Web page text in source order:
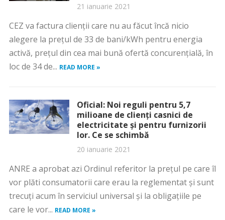
21 ianuarie 2021
CEZ va factura clienții care nu au făcut încă nicio
alegere la prețul de 33 de bani/kWh pentru energia
activă, prețul din cea mai bună ofertă concurențială, în
loc de 34 de... READ MORE »
Oficial: Noi reguli pentru 5,7
milioane de clienți casnici de
electricitate și pentru furnizorii
lor. Ce se schimbă
20 ianuarie 2021
ANRE a aprobat azi Ordinul referitor la prețul pe care îl
vor plăti consumatorii care erau la reglementat și sunt
trecuți acum în serviciul universal și la obligațiile pe
care le vor... READ MORE »